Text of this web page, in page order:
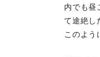
内でも昼
て途絶し
このよう